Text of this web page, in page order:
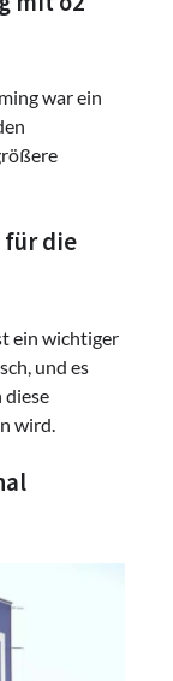
war ein
für die
ein wichtiger
und es
diese
wird.